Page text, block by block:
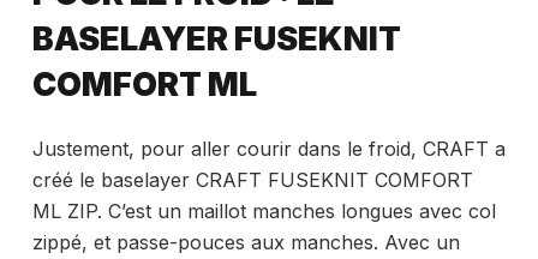
BASELAYER FUSEKNIT
COMFORT ML
Justement, pour aller courir dans le froid, CRAFT a
créé le baselayer CRAFT FUSEKNIT COMFORT
ML ZIP. C’est un maillot manches longues avec col
zippé, et passe-pouces aux manches. Avec un